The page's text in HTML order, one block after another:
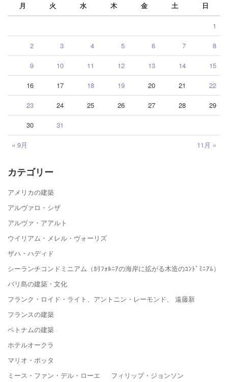
月
火 水 木 金 土 日
« 9月 11月 »
1
2 3 4 5 6 7 8
9 10 11 12 13 14 15
16 17 18 19 20 21 22
23 24 25 26 27 28 29
30 31
カテゴリー
アメリカの建築
アルヴァロ・シザ
アルヴァ・アアルト
ウイリアム・メレル・ヴォーリズ
ザハ・ハディド
シーランチコンドミニアム（ｶﾘﾌｫﾙﾆｱの海岸に拡がる木造のｺﾝﾄﾞﾐﾆｱﾑ）
バリ島の建築・文化
フランク・ロイド・ライト、アントニン・レーモンド、 遠藤新
フランスの建築
ベトナムの建築
ホテルオークラ
マリオ・ボッタ
ミース・ファン・デル・ローエ フィリップ・ジョンソン